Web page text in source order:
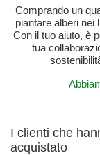
Comprando un
piantare alberi nei
Con il tuo aiuto, è
tua
I clienti che
acquistato